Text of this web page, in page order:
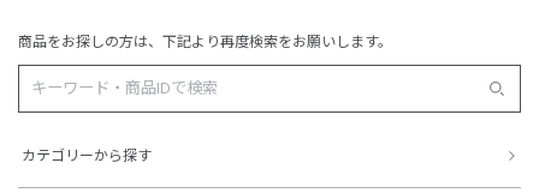
商品をお探しの方は、下記より再度検索をお願いします。
カテゴリーから探す